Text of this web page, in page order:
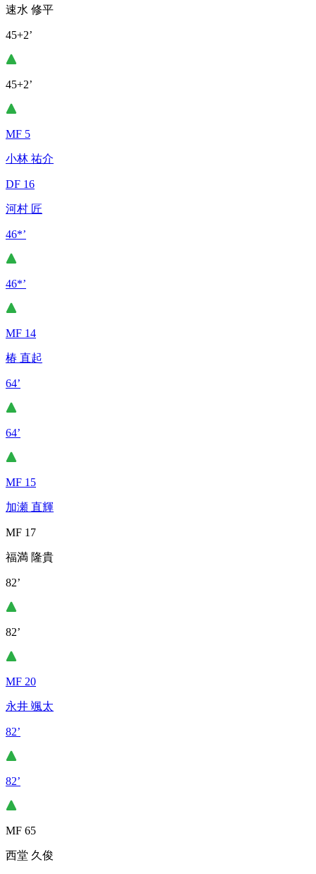
速水 修平
45+2’
45+2’
MF 5
小林 祐介
DF 16
河村 匠
46*’
46*’
MF 14
椿 直起
64’
64’
MF 15
加瀬 直輝
MF 17
福満 隆貴
82’
82’
MF 20
永井 颯太
82’
82’
MF 65
西堂 久俊